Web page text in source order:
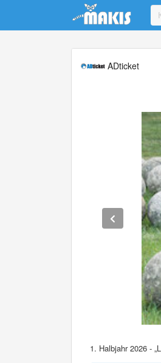
Update cookies preferences
ADticket
1. Halbjahr 2026 -